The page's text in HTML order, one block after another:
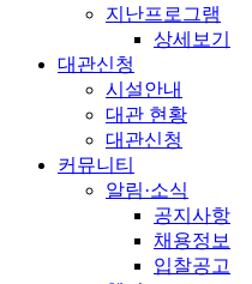
지난프로그램
상세보기
대관신청
시설안내
대관 현황
대관신청
커뮤니티
알림·소식
공지사항
채용정보
입찰공고